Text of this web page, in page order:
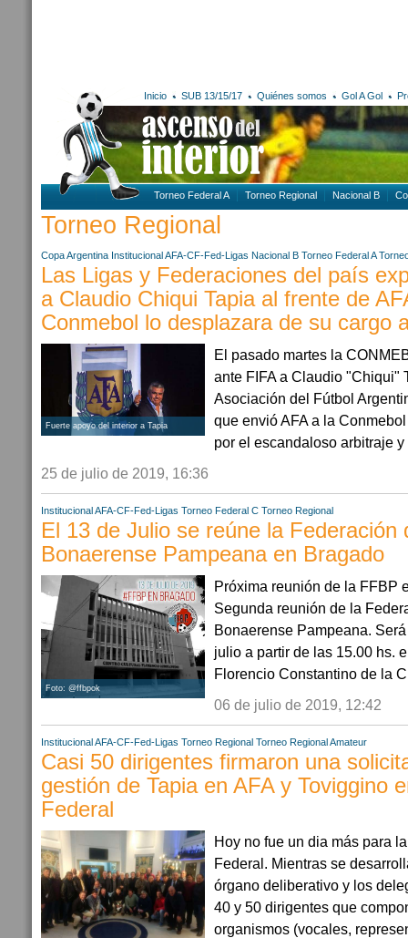
Inicio SUB 13/15/17 Quiénes somos Gol A Gol
Torneo Federal A Torneo Regional Nacional B
Torneo Regional
Copa Argentina Institucional AFA-CF-Fed-Ligas Nacional B Torneo Federal A
Las Ligas y Federaciones del país
a Claudio Chiqui Tapia al frente de
Conmebol lo desplazara de su cargo
Fuerte apoyo del interior a Tapia
El pasado martes la
ante FIFA a Claudio "Chiqui"
Asociación del Fútbol
que envió AFA a la
por el escandaloso arbitraje
25 de julio de 2019, 16:36
Institucional AFA-CF-Fed-Ligas Torneo Federal C Torneo Regional
El 13 de Julio se reúne la Federación
Bonaerense Pampeana en Bragado
Foto: @ffbpok
Próxima reunión de la FFBP
Segunda reunión de la
Bonaerense Pampeana.
julio a partir de las 15.00 hs.
Florencio Constantino de la
06 de julio de 2019, 12:42
Institucional AFA-CF-Fed-Ligas Torneo Regional Torneo Regional Amateur
Casi 50 dirigentes firmaron una
gestión de Tapia en AFA y Toviggino
Federal
Hoy no fue un dia más para
Federal. Mientras se
órgano deliberativo y los
40 y 50 dirigentes que
organismos (vocales,